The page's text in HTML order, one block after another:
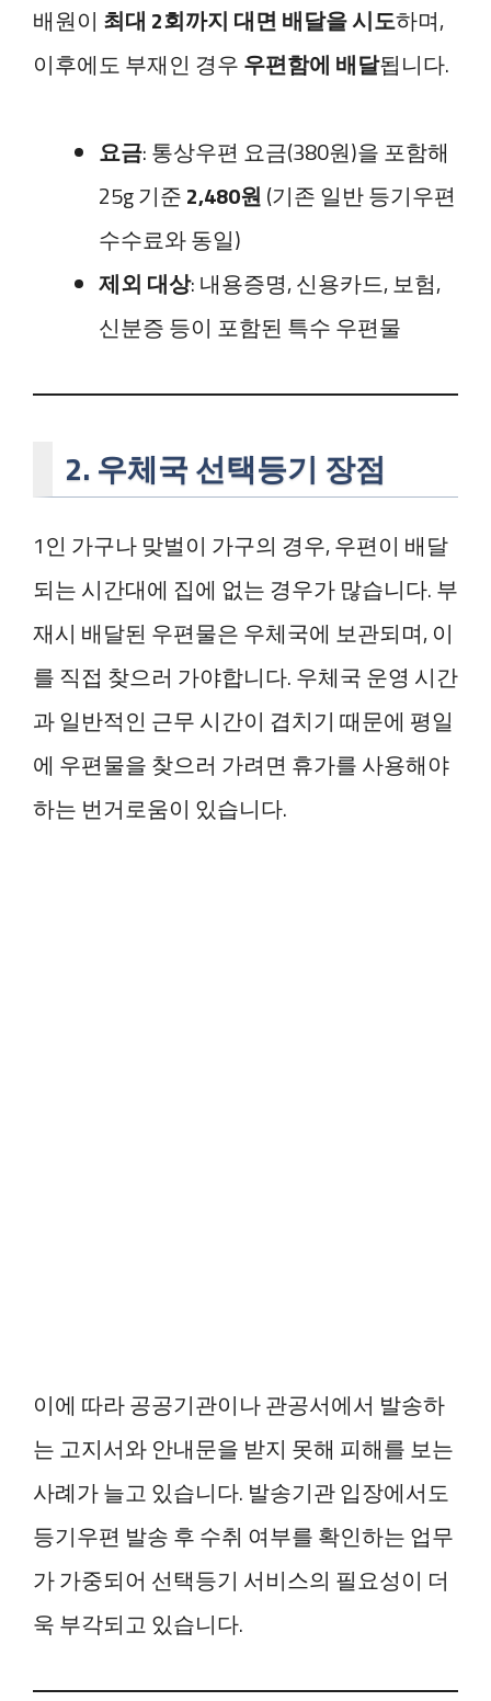
배원이 최대 2회까지 대면 배달을 시도하며,
이후에도 부재인 경우우편함에 배달됩니다.
요금: 통상우편 요금(380원)을 포함해
25g 기준2,480원(기존 일반 등기우편
수수료와 동일)
제외 대상: 내용증명, 신용카드, 보험,
신분증 등이 포함된 특수 우편물
2. 우체국 선택등기 장점
1인 가구나 맞벌이 가구의 경우, 우편이 배달
되는 시간대에 집에 없는 경우가 많습니다. 부
재시 배달된 우편물은 우체국에 보관되며, 이
를 직접 찾으러 가야합니다. 우체국 운영 시간
과 일반적인 근무 시간이 겹치기 때문에 평일
에 우편물을 찾으러 가려면 휴가를 사용해야
하는 번거로움이 있습니다.
이에 따라 공공기관이나 관공서에서 발송하
는 고지서와 안내문을 받지 못해 피해를 보는
사례가 늘고 있습니다. 발송기관 입장에서도
등기우편 발송 후 수취 여부를 확인하는 업무
가 가중되어 선택등기 서비스의 필요성이 더
욱 부각되고 있습니다.